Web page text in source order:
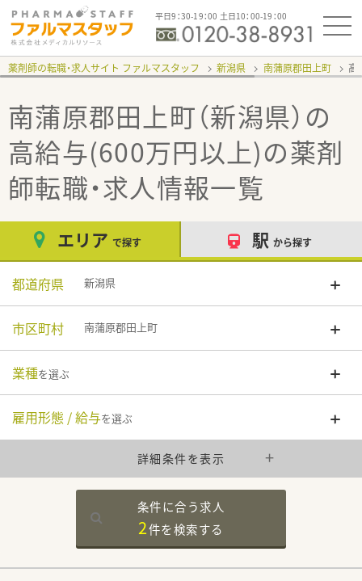
平日9：30-19：00 土日10：00-19：00
薬剤師の転職・求人サイト ファルマスタッフ 新潟県 南蒲原郡田上町 高
南蒲原郡田上町（新潟県）の
高給与(600万円以上)の薬剤
師転職・求人情報一覧
エリア で探す 駅 から探す
都道府県 新潟県
市区町村 南蒲原郡田上町
業種を選ぶ
雇用形態 / 給与を選ぶ
詳細条件を表示
条件に合う求人
2件を検索する